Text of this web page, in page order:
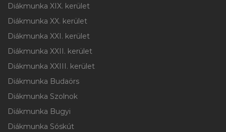
Diákmunka XIX. kerület
Diákmunka XX. kerület
Diákmunka XXI. kerület
Diákmunka XXII. kerület
Diákmunka XXIII. kerület
Diákmunka Budaörs
Diákmunka Szolnok
Diákmunka Bugyi
Diákmunka Sóskút